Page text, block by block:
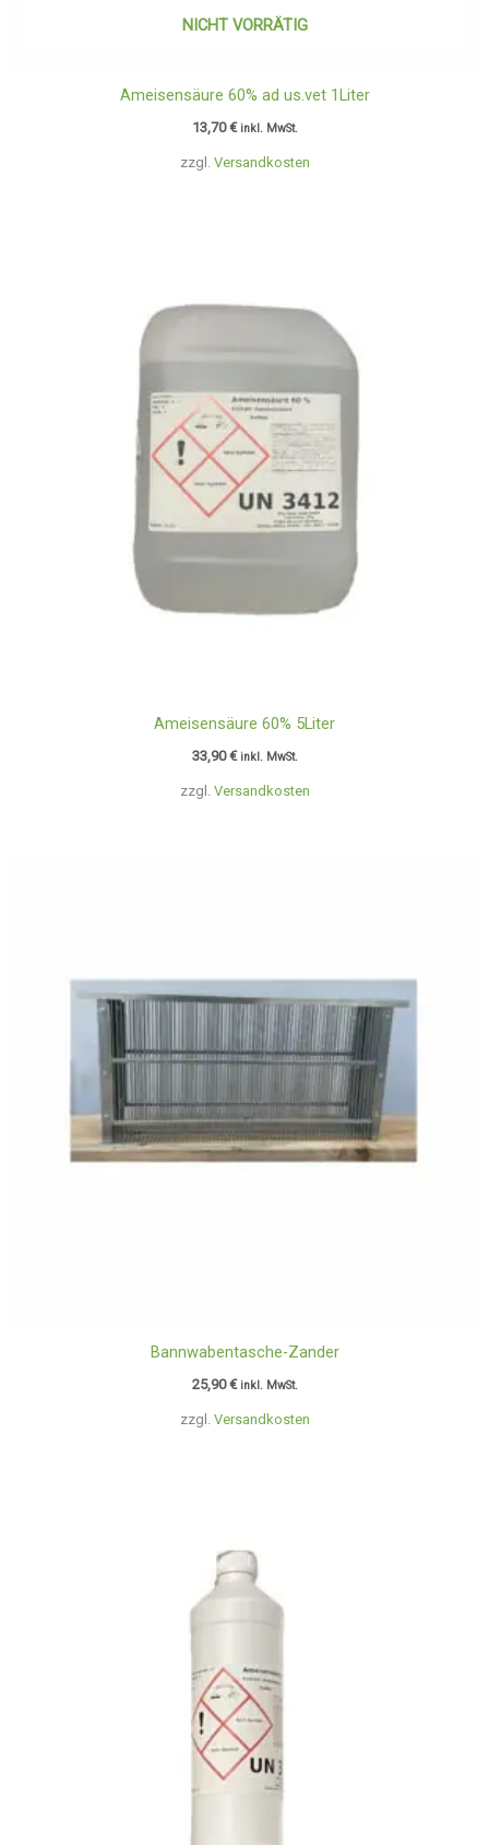
NICHT VORRÄTIG
zzgl. Versandkosten
Ameisensäure 60% ad us.vet 1Liter
13,70€ inkl. MwSt.
zzgl. Versandkosten
Ameisensäure 60% 5Liter
33,90€ inkl. MwSt.
zzgl. Versandkosten
Bannwabentasche-Zander
25,90€ inkl. MwSt.